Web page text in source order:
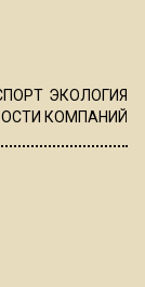
ЭКОЛОГИЯ
КОМПАНИЙ